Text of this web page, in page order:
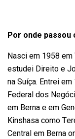
Por onde passou
Nasci em 1958 em
estudei Direito e
na Suíça. Entrei
Federal dos
em Berna e em
Kinshasa como
Central em Berna